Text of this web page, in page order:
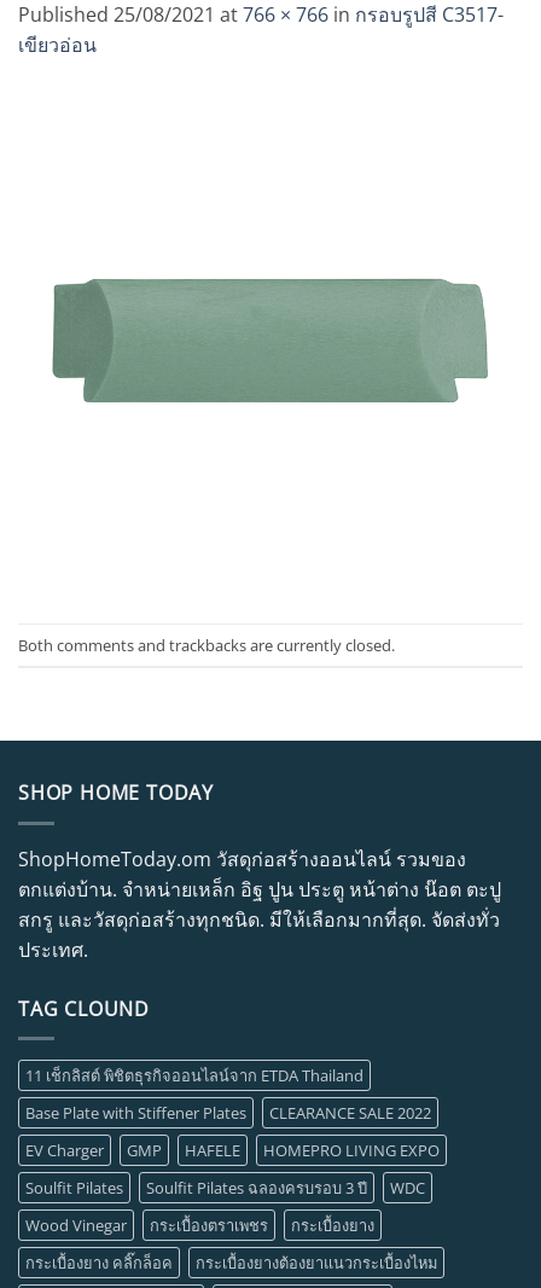
Published 25/08/2021 at766 × 766 in กรอบรูปสี C3517-
เขียวอ่อน
Both comments and trackbacks are currently closed.
SHOP HOME TODAY
ShopHomeToday.om วัสดุก่อสร้างออนไลน์ รวมของ
ตกแต่งบ้าน. จำหน่ายเหล็ก อิฐ ปูน ประตู หน้าต่าง น๊อต ตะปู
สกรู และวัสดุก่อสร้างทุกชนิด. มีให้เลือกมากที่สุด. จัดส่งทั่ว
ประเทศ.
TAG CLOUND
11 เช็กลิสต์ พิชิตธุรกิจออนไลน์จาก ETDA Thailand
Base Plate with Stiffener Plates
CLEARANCE SALE 2022
EV Charger
GMP HAFELE
HOMEPRO LIVING EXPO
Soulfit Pilates
Soulfit Pilates ฉลองครบรอบ 3 ปี
WDC
Wood Vinegar
กระเบื้องตราเพชร
กระเบื้องยาง
กระเบื้องยาง คลิ๊กล็อค
กระเบื้องยางต้องยาแนวกระเบื้องไหม